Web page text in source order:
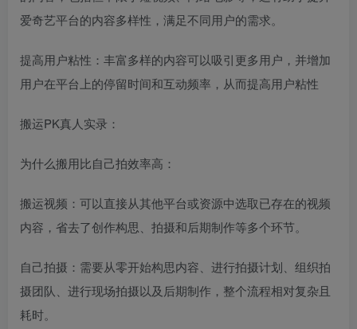
爱奇艺平台的内容多样性，满足不同用户的需求。
提高用户粘性：丰富多样的内容可以吸引更多用户，并增加
用户在平台上的停留时间和互动频率，从而提高用户粘性
搬运PK真人实录：
为什么搬用比自己拍效率高：
搬运视频：可以直接从其他平台或资源中选取已存在的视频
内容，省去了创作构思、拍摄和后期制作等多个环节。
自己拍摄：需要从零开始构思内容、进行拍摄计划、组织拍
摄团队、进行现场拍摄以及后期制作，整个流程相对复杂且
耗时。